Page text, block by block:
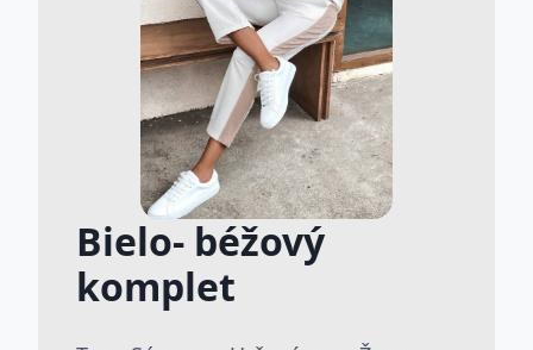
Bielo- béžový
komplet